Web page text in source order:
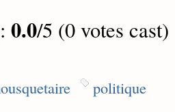
0.0/5 (0 votes cast)
politique